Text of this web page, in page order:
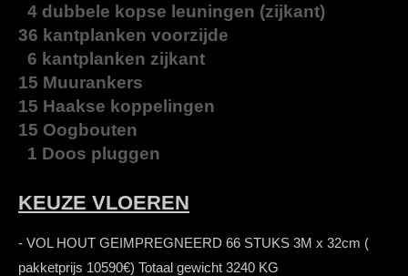
4 dubbele kopse leuningen (zijkant)
36 kantplanken voorzijde
6 kantplanken zijkant
15 Muurankers
15 Haakse koppelingen
15 Oogbouten
1 Doos pluggen
KEUZE VLOEREN
- VOL HOUT GEIMPREGNEERD 66 STUKS 3M x 32cm (
pakketprijs 10590€) Totaal gewicht 3240 KG